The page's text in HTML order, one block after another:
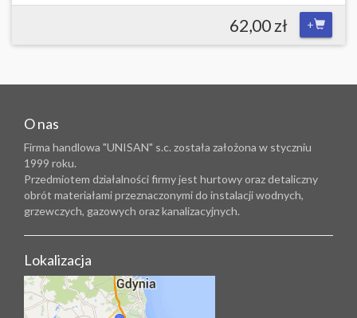
62,00 zł +
O nas
Firma handlowa "UNISAN" s.c. została założona w styczniu
1999 roku.
Przedmiotem działalności firmy jest hurtowy oraz detaliczny
obrót materiałami przeznaczonymi do instalacji wodnych,
grzewczych, gazowych oraz kanalizacyjnych.
Lokalizacja